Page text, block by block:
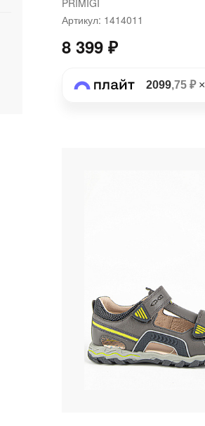
PRIMIGI
Артикул: 1414011
8 399 ₽
2099,75 ₽×